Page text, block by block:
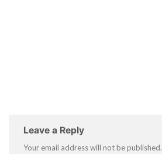
Leave a Reply
Your email address will not be published.